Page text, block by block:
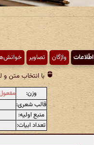
اطّلاعات واژگان تصاویر
با انتخاب متن و
وزن:
قالب شعری:
منبع اولیه:
تعداد ابیات: